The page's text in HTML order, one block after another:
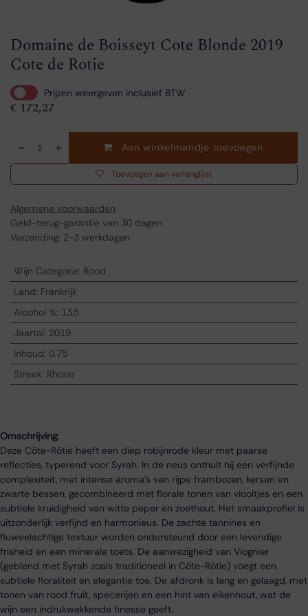
Domaine de Boisseyt Cote Blonde 2019
Cote de Rotie
Prijzen weergeven inclusief BTW
€ 172,27
Aan winkelmandje toevoegen
Toevoegen aan verlanglijst
Algemene voorwaarden
Geld-terug-garantie van 30 dagen
Verzending: 2-3 werkdagen
Wijn Categorie: Rood
Land: Frankrijk
Alcohol %: 13,5
Jaartal: 2019
Inhoud: 0.75
Streek: Rhone
Omschrijving:
Deze Côte-Rôtie heeft een diep robijnrode kleur met paarse
reflecties, typerend voor Syrah. In de neus onthult hij een verfijnde
complexiteit, met intense aroma’s van rijpe frambozen, kersen en
zwarte bessen, gecombineerd met florale tonen van viooltjes en een
subtiele kruidigheid van witte peper en zoethout. Het smaakprofiel is
uitzonderlijk verfijnd en harmonieus. De zachte tannines en
fluweelachtige textuur worden ondersteund door een levendige
frisheid en een minerale toets. De aanwezigheid van Viognier
(geblend met Syrah zoals traditioneel in Côte-Rôtie) voegt een
subtiele floraliteit en elegantie toe. De afdronk is lang en gelaagd, met
tonen van rood fruit, specerijen en een hint van eikenhout, wat de
wijn een indrukwekkende finesse geeft.